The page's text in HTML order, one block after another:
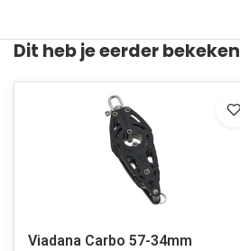
Dit heb je eerder bekeken
Viadana Carbo 57-34mm